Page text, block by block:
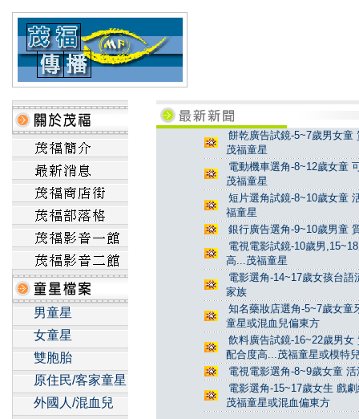
男童星
女童星
雙胞胎
原住民/客家童星
外國人/混血兒
餅乾廣告試鏡-5~7歲男女
茂福童星
電動機車選角-8~12歲女童
茂福童星
短片選角試鏡-8~10歲女童
福童星
銀行廣告選角-9~10歲男童
電視電影試鏡-10歲男
高...茂福童星
電影選角-14~17歲女孩台
家族
知名藥妝店選角-5~7歲女童
童星或混血兒偏東方
飲料廣告試鏡-16~22歲男
配合度高...茂福童星或模特
電視電影選角-8~9歲女童
電影選角-15~17歲女生 戲
茂福童星或混血偏東方